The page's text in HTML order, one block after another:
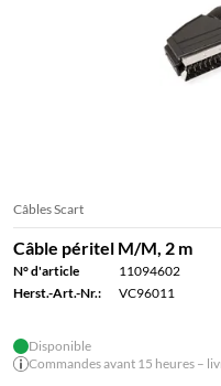
Câbles Scart
Câble péritel M/M, 2 m
N° d'article
11094602
Herst.-Art.-Nr.:
VC96011
Disponible
Commandes avant 15 heures –